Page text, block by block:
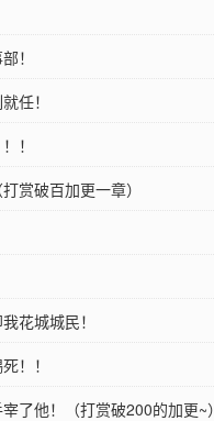
！
任！
！
赏破百加更一章）
花城城民！
！！
了他！（打赏破200的加更~）